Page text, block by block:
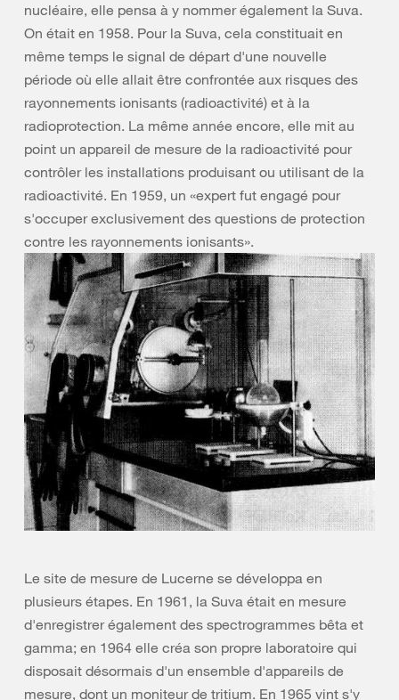
nucléaire, elle pensa à y nommer également la Suva.
On était en 1958. Pour la Suva, cela constituait en
même temps le signal de départ d'une nouvelle
période où elle allait être confrontée aux risques des
rayonnements ionisants (radioactivité) et à la
radioprotection. La même année encore, elle mit au
point un appareil de mesure de la radioactivité pour
contrôler les installations produisant ou utilisant de la
radioactivité. En 1959, un «expert fut engagé pour
s'occuper exclusivement des questions de protection
contre les rayonnements ionisants».
Le site de mesure de Lucerne se développa en
plusieurs étapes. En 1961, la Suva était en mesure
d'enregistrer également des spectrogrammes bêta et
gamma; en 1964 elle créa son propre laboratoire qui
disposait désormais d'un ensemble d'appareils de
mesure, dont un moniteur de tritium. En 1965 vint s'y